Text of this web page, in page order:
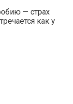
— страх
как у